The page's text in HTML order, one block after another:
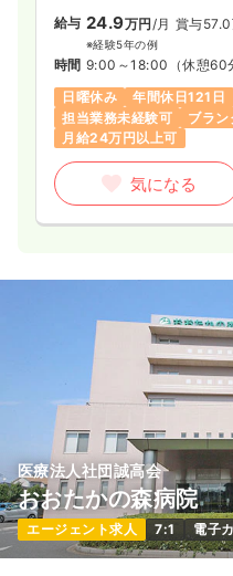
給与 24.9万円/月 賞与57.0
※経験5年の例
時間 9:00～18:00 （休憩60
日曜休み
年間休日121日
担当業務未経験可
ブラン
月給24万円以上可
気になる
医療法人社団誠高会
おおたかの森病院
エージェント求人 7:1 電子